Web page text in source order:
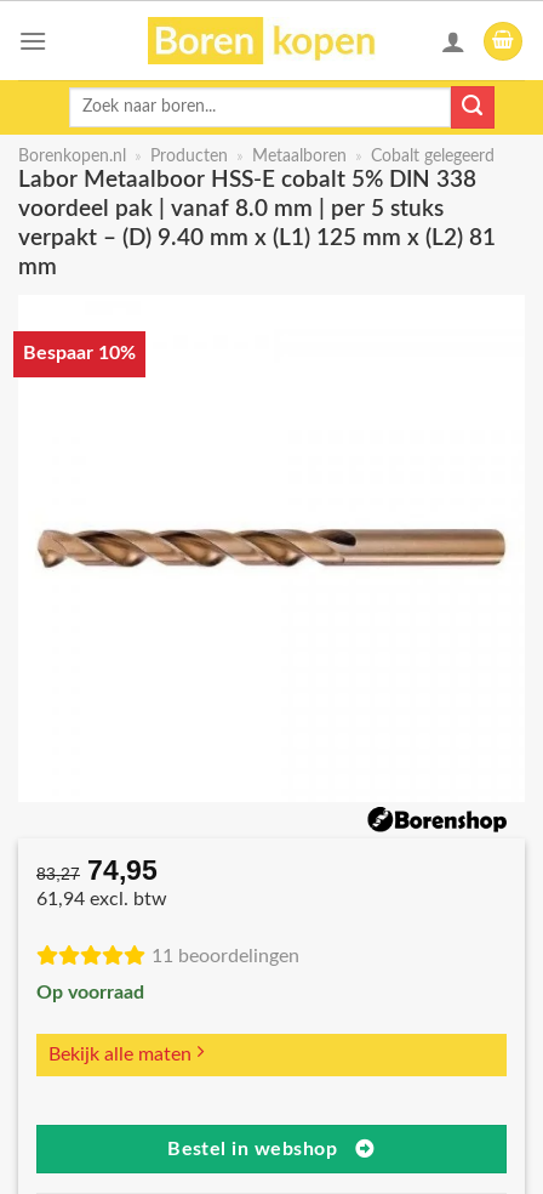
Zoeken
Borenkopen.nl » Producten » Metaalboren » Cobalt gelegeerd
Labor Metaalboor HSS-E cobalt 5% DIN 338
voordeel pak | vanaf 8.0 mm | per 5 stuks
verpakt – (D) 9.40 mm x (L1) 125 mm x (L2) 81
mm
Bespaar 10%
83,27 Oorspronkelijke
prijs
€83,27.
74,95Huidige
prijs
€74,95.
61,94 excl. btw
11 beoordelingen
Op voorraad
Bekijk alle maten
Bestel in webshop